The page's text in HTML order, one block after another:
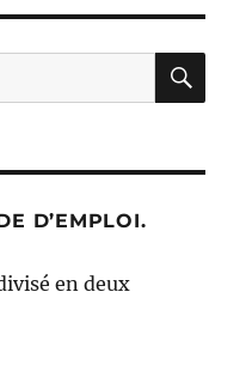
D’EMPLOI.
en deux